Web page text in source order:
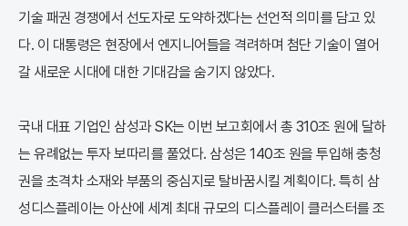
기술 패권 경쟁에서 선도자로 도약하겠다는 선언적 의미를 담고 있
다. 이 대통령은 현장에서 엔지니어들을 격려하며 첨단 기술이 열어
갈 새로운 시대에 대한 기대감을 숨기지 않았다.
국내 대표 기업인 삼성과 SK는 이번 보고회에서 총 310조 원에 달하
는 유례없는 투자 보따리를 풀었다. 삼성은 140조 원을 투입해 충청
권을 초격차 소재와 부품의 중심지로 탈바꿈시킬 계획이다. 특히 삼
성디스플레이는 아산에 세계 최대 규모의 디스플레이 클러스터를 조